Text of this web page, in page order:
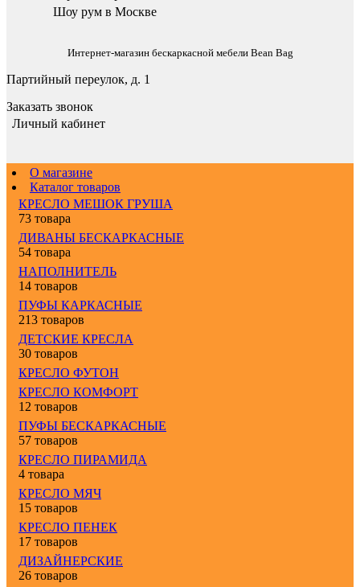
Шоу рум в Москве
Интернет-магазин бескаркасной мебели Bean Bag
Партийный переулок, д. 1
Заказать звонок
Личный кабинет
О магазине
Каталог товаров
КРЕСЛО МЕШОК ГРУША
73 товара
ДИВАНЫ БЕСКАРКАСНЫЕ
54 товара
НАПОЛНИТЕЛЬ
14 товаров
ПУФЫ КАРКАСНЫЕ
213 товаров
ДЕТСКИЕ КРЕСЛА
30 товаров
КРЕСЛО ФУТОН
КРЕСЛО КОМФОРТ
12 товаров
ПУФЫ БЕСКАРКАСНЫЕ
57 товаров
КРЕСЛО ПИРАМИДА
4 товара
КРЕСЛО МЯЧ
15 товаров
КРЕСЛО ПЕНЕК
17 товаров
ДИЗАЙНЕРСКИЕ
26 товаров